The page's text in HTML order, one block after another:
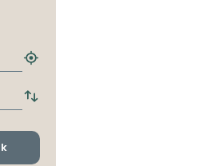
Hitta
hållplats
Byt
och